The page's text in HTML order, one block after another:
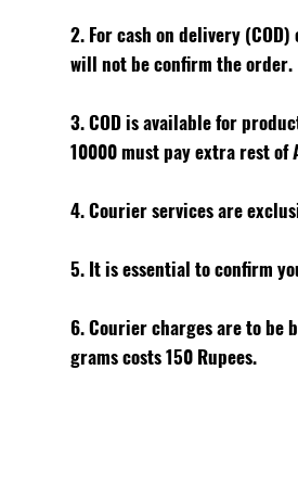
2. For cash on delivery
will not be confirm the order.
3. COD is available for
10000 must pay extra rest of
4. Courier services are
5. It is essential to confirm
6. Courier charges are to be
grams costs 150 Rupees.